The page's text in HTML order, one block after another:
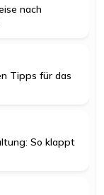
nach
Tipps für das
So klappt